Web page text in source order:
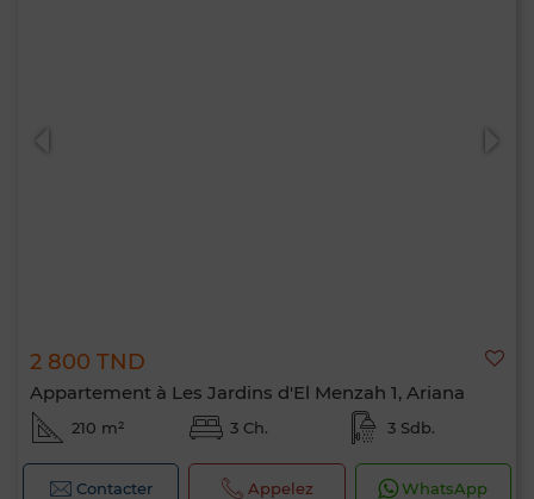
2 800 TND
Appartement à Les Jardins d'El Menzah 1, Ariana
210 m² 3 Ch. 3 Sdb.
Contacter Appelez WhatsApp